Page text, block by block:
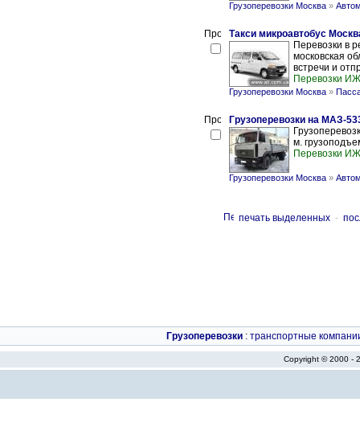
Грузоперевозки Москва »
Такси микроавтобус
Перевозки в
московская
встречи и
Перевозки ИЖ
Грузоперевозки Москва »
Грузоперевозки на МАЗ-
м.
Перевозки ИЖ
Грузоперевозки Москва »
печать выделенных -
Грузоперевозки : транспортные
Copyright © 2000 -